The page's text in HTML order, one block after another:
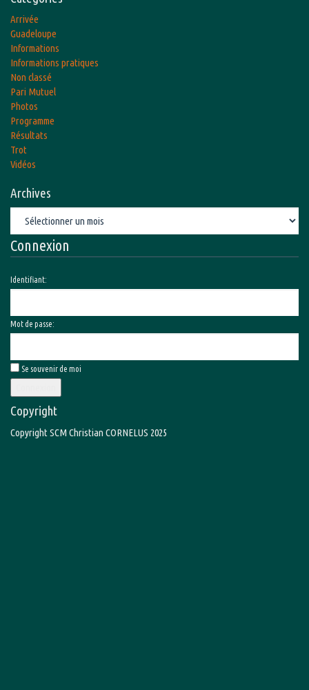
Arrivée
Guadeloupe
Informations
Informations pratiques
Non classé
Pari Mutuel
Photos
Programme
Résultats
Trot
Vidéos
Archives
Connexion
Identifiant:
Mot de passe:
Se souvenir de moi
Copyright
Copyright SCM Christian CORNELUS 2025